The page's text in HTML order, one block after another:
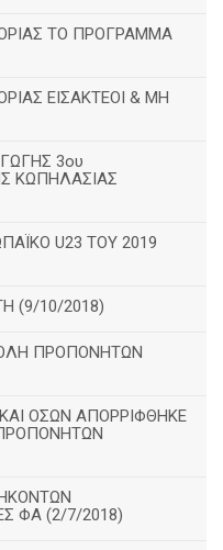
ΤΟ ΠΡΟΓΡΑΜΜΑ
ΕΙΣΑΚΤΕΟΙ & ΜΗ
3ου
ΚΩΠΗΛΑΣΙΑΣ
U23 ΤΟΥ 2019
(9/10/2018)
ΠΡΟΠΟΝΗΤΩΝ
ΟΣΩΝ ΑΠΟΡΡΙΦΘΗΚΕ
ΦΑ (2/7/2018)